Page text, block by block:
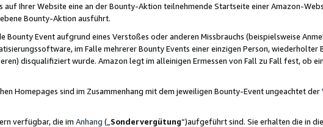
auf Ihrer Website eine an der Bounty-Aktion teilnehmende Startseite einer Amazon-
Bounty-Aktion ausführt.
Event aufgrund eines Verstoßes oder anderen Missbrauchs (beispielsweise
im Falle mehrerer Bounty Events einer einzigen Person, wiederholter
disqualifiziert wurde. Amazon legt im alleinigen Ermessen von Fall zu Fall fest, ob
Homepages sind im Zusammenhang mit dem jeweiligen Bounty-Event ungeachtet der
verfügbar, die im Anhang („ Sondervergütung“)aufgeführt sind. Sie erhalten die in